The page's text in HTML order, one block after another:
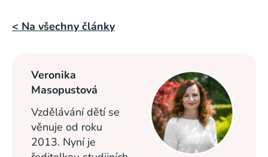
< Na všechny články
Veronika
Masopustová
Vzdělávání dětí se
věnuje od roku
2013. Nyní je